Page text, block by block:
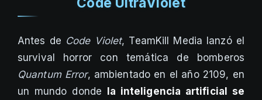
Antes de Code Violet, TeamKill Media lanzó el
survival horror con temática de bomberos
Quantum Error, ambientado en el año 2109, en
un mundo donde
la inteligencia artificial se